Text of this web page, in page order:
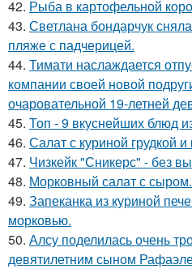
42. Рыба в картофельной
43. Светлана бондарчук
пляже с падчерицей.
44. Тимати наслаждается
компании своей новой
очаровательной 19-летней
45. Топ - 9 вкуснейших блюд
46. Салат с куриной грудкой
47. Чизкейк "Сникерс" - без
48. Морковный салат с сыром.
49. Запеканка из куриной
морковью.
50. Алсу поделилась очень
девятилетним сыном